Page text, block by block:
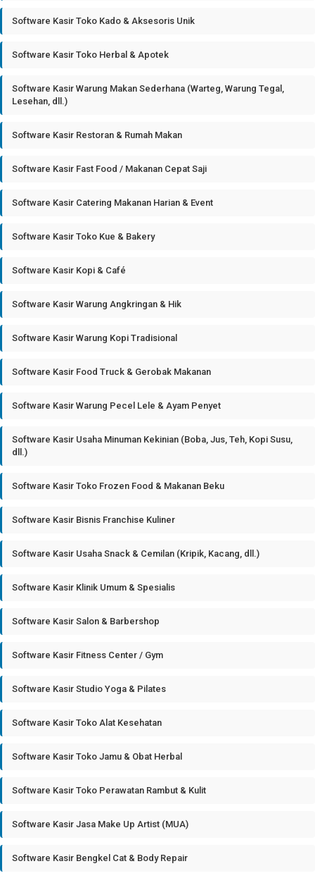
Software Kasir Toko Kado & Aksesoris Unik
Software Kasir Toko Herbal & Apotek
Software Kasir Warung Makan Sederhana (Warteg, Warung Tegal,
Lesehan, dll.)
Software Kasir Restoran & Rumah Makan
Software Kasir Fast Food / Makanan Cepat Saji
Software Kasir Catering Makanan Harian & Event
Software Kasir Toko Kue & Bakery
Software Kasir Kopi & Café
Software Kasir Warung Angkringan & Hik
Software Kasir Warung Kopi Tradisional
Software Kasir Food Truck & Gerobak Makanan
Software Kasir Warung Pecel Lele & Ayam Penyet
Software Kasir Usaha Minuman Kekinian (Boba, Jus, Teh, Kopi Susu,
dll.)
Software Kasir Toko Frozen Food & Makanan Beku
Software Kasir Bisnis Franchise Kuliner
Software Kasir Usaha Snack & Cemilan (Kripik, Kacang, dll.)
Software Kasir Klinik Umum & Spesialis
Software Kasir Salon & Barbershop
Software Kasir Fitness Center / Gym
Software Kasir Studio Yoga & Pilates
Software Kasir Toko Alat Kesehatan
Software Kasir Toko Jamu & Obat Herbal
Software Kasir Toko Perawatan Rambut & Kulit
Software Kasir Jasa Make Up Artist (MUA)
Software Kasir Bengkel Cat & Body Repair